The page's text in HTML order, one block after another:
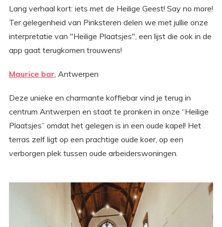
Lang verhaal kort: iets met de Heilige Geest! Say no more!
Ter gelegenheid van Pinksteren delen we met jullie onze
interpretatie van "Heilige Plaatsjes", een lijst die ook in de
app gaat terugkomen trouwens!
Maurice bar , Antwerpen
Deze unieke en charmante koffiebar vind je terug in
centrum Antwerpen en staat te pronken in onze “Heilige
Plaatsjes” omdat het gelegen is in een oude kapel! Het
terras zelf ligt op een prachtige oude koer, op een
verborgen plek tussen oude arbeiders­wo­nin­gen.